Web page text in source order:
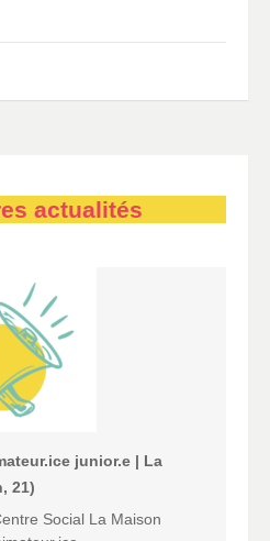
actualités
junior.e | La
21)
Social La Maison